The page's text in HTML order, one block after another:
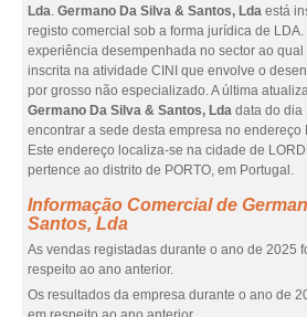
Lda. Germano Da Silva & Santos, Lda está
registo comercial sob a forma jurídica de LDA.
experiência desempenhada no sector ao qual
inscrita na atividade CINI que envolve o
por grosso não especializado. A última
Germano Da Silva & Santos, Lda data do dia
encontrar a sede desta empresa no
Este endereço localiza-se na cidade de
pertence ao distrito de PORTO, em Portugal.
Informação Comercial de
Santos, Lda
As vendas registadas durante o ano de 2025
respeito ao ano anterior.
Os resultados da empresa durante o ano de